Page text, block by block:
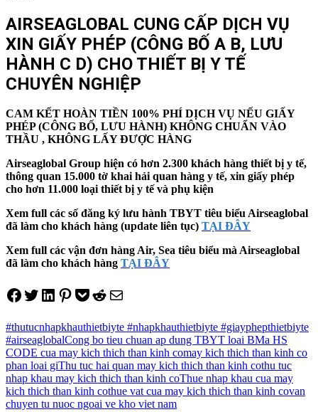
AIRSEAGLOBAL CUNG CẤP DỊCH VỤ
XIN GIẤY PHÉP (CÔNG BỐ A B, LƯU
HÀNH C D) CHO THIẾT BỊ Y TẾ
CHUYÊN NGHIỆP
CAM KẾT HOÀN TIỀN 100% PHÍ DỊCH VỤ NẾU GIẤY
PHÉP (CÔNG BỐ, LƯU HÀNH) KHÔNG CHUẨN VÀO
THẦU , KHÔNG LẤY ĐƯỢC HÀNG
Airseaglobal Group hiện có hơn 2.300 khách hàng thiết bị y tế,
thông quan 15.000 tờ khai hải quan hàng y tế, xin giấy phép
cho hơn 11.000 loại thiết bị y tế và phụ kiện
Xem full các số đăng ký lưu hành TBYT tiêu biểu Airseaglobal
đã làm cho khách hàng (update liên tục) TẠI ĐÂY
Xem full các vận đơn hàng Air, Sea tiêu biểu mà Airseaglobal
đã làm cho khách hàng TẠI ĐÂY
Share on Facebook
Tweet on Twitter
Share on LinkedIn
Pin on Pinterest
Save to pocket
Share on Reddit
Share via Email
#thutucnhapkhauthietbiyte #nhapkhauthietbiyte #giayphepthietbiyte
#airseaglobalCong bo tieu chuan ap dung TBYT loai BMa HS
CODE cua may kich thich than kinh comay kich thich than kinh co
phan loai giThu tuc hai quan may kich thich than kinh cothu tuc
nhap khau may kich thich than kinh coThue nhap khau cua may
kich thich than kinh cothue vat cua may kich thich than kinh covan
chuyen tu nuoc ngoai ve kho viet nam